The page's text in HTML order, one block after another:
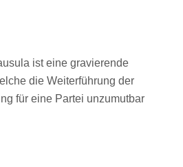
ist eine gravierende
die Weiterführung der
für eine Partei unzumutbar